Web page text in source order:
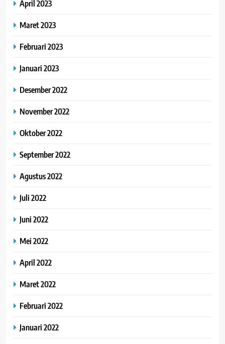
April 2023
Maret 2023
Februari 2023
Januari 2023
Desember 2022
November 2022
Oktober 2022
September 2022
Agustus 2022
Juli 2022
Juni 2022
Mei 2022
April 2022
Maret 2022
Februari 2022
Januari 2022